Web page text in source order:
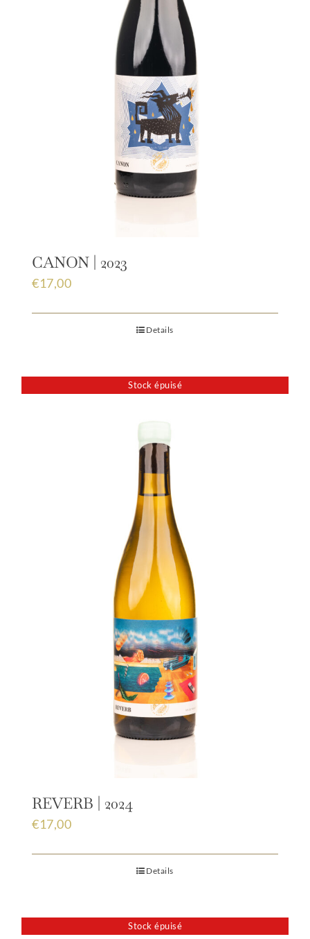
CANON | 2023
€17,00
Details
Stock épuisé
REVERB | 2024
€17,00
Details
Stock épuisé